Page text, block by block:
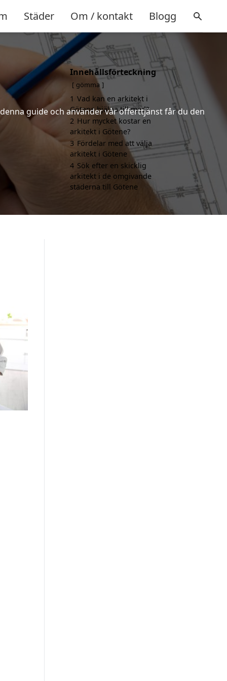
Städer Om / kontakt Blogg
guide och använder vår offerttjänst får du den
Innehållsförteckning
gömma
1 Vad kan en arkitekt i
Götene hjälpa till med?
2 Hur mycket kostar en
arkitekt i Götene?
3 Fördelar med att välja
arkitekt i Götene
4 Sök efter en skicklig
arkitekt i de omgivande
städerna till Götene